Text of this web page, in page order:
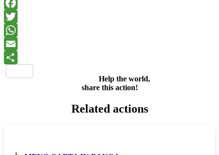
Help the world,
share this action!
Related actions